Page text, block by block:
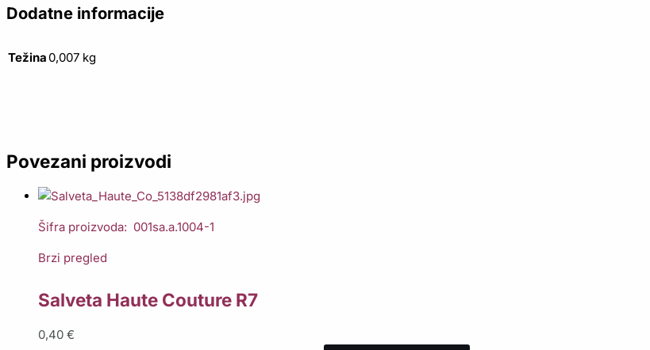
Dodatne informacije
Težina 0,007 kg
Povezani proizvodi
Šifra proizvoda: 001sa.a.1004-1
Brzi pregled
Salveta Haute Couture R7
0,40 €